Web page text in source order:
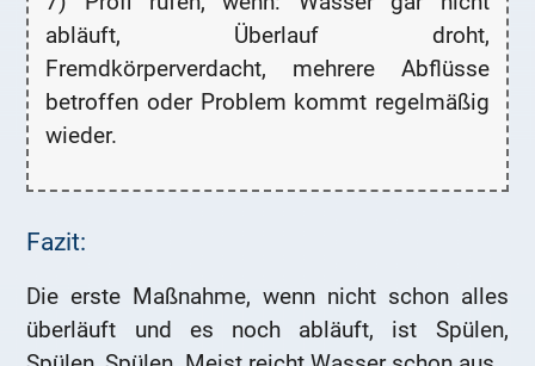
abläuft, Überlauf droht,
Fremdkörperverdacht, mehrere Abflüsse
betroffen oder Problem kommt regelmäßig
wieder.
Fazit:
Die erste Maßnahme, wenn nicht schon alles
überläuft und es noch abläuft, ist Spülen,